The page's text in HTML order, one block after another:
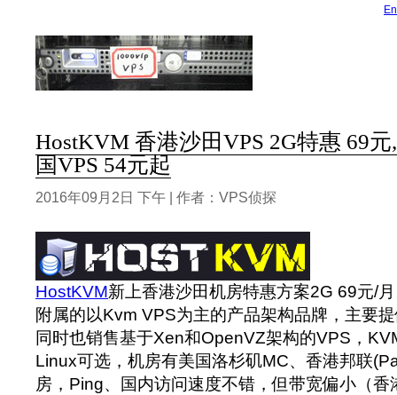
HostKVM 香港沙田VPS 2G特惠 69
国VPS 54元起
2016年09月2日 下午 | 作者：VPS侦探
HostKVM新上香港沙田机房特惠方案2G 69元/
附属的以Kvm VPS为主的产品架构品牌，主要
同时也销售基于Xen和OpenVZ架构的VPS，
Linux可选，机房有美国洛杉矶MC、香港邦联
房，Ping、国内访问速度不错，但带宽偏小（